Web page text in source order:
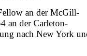
an der McGill-
an der Carleton-
nach New York